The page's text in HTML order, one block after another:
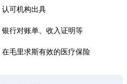
认可机构出具
银行对账单、收入证明等
在毛里求斯有效的医疗保险